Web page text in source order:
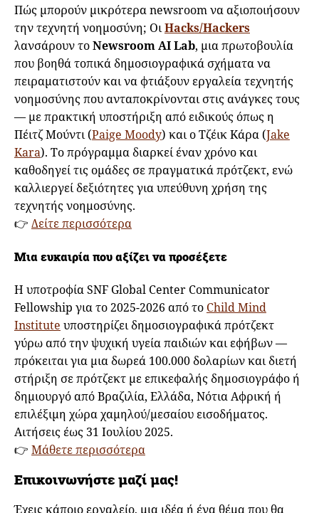
Πώς μπορούν μικρότερα newsroom να αξιοποιήσουν
την τεχνητή νοημοσύνη; ΟιHacks/Hackers
λανσάρουν τοNewsroom AI Lab, μια πρωτοβουλία
που βοηθά τοπικά δημοσιογραφικά σχήματα να
πειραματιστούν και να φτιάξουν εργαλεία τεχνητής
νοημοσύνης που ανταποκρίνονται στις ανάγκες τους
— με πρακτική υποστήριξη από ειδικούς όπως η
Πέιτζ Μούντι (Paige Moody) και ο Τζέικ Κάρα (Jake
Kara). Το πρόγραμμα διαρκεί έναν χρόνο και
καθοδηγεί τις ομάδες σε πραγματικά πρότζεκτ, ενώ
καλλιεργεί δεξιότητες για υπεύθυνη χρήση της
τεχνητής νοημοσύνης.
👉 Δείτε περισσότερα
Μια ευκαιρία που αξίζει να προσέξετε
Η υποτροφία SNF Global Center Communicator
Fellowship για το 2025-2026 από το Child Mind
Institute υποστηρίζει δημοσιογραφικά πρότζεκτ
γύρω από την ψυχική υγεία παιδιών και εφήβων —
πρόκειται για μια δωρεά 100.000 δολαρίων και διετή
στήριξη σε πρότζεκτ με επικεφαλής δημοσιογράφο ή
δημιουργό από Βραζιλία, Ελλάδα, Νότια Αφρική ή
επιλέξιμη χώρα χαμηλού/μεσαίου εισοδήματος.
Αιτήσεις έως 31 Ιουλίου 2025.
👉 Μάθετε περισσότερα
Επικοινωνήστε μαζί μας!
Έχεις κάποιο εργαλείο, μια ιδέα ή ένα θέμα που θα